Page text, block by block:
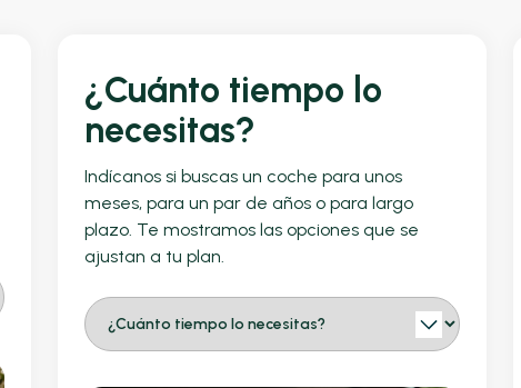
¿Cuánto tiempo lo
necesitas?
Indícanos si buscas un coche para unos
meses, para un par de años o para largo
plazo. Te mostramos las opciones que se
ajustan a tu plan.